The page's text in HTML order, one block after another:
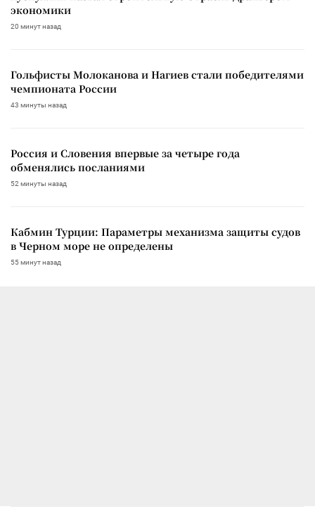
экономики
20 минут назад
Гольфисты Молоканова и Нагиев стали победителями
чемпионата России
43 минуты назад
Россия и Словения впервые за четыре года
обменялись посланиями
52 минуты назад
Кабмин Турции: Параметры механизма защиты судов
в Черном море не определены
55 минут назад